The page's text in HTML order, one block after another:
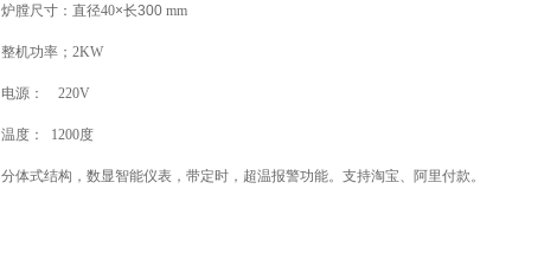
炉膛尺寸： 直径40×长300 mm
整机功率； 2KW
电源： 220V
温度： 1200度
分体式结构，数显智能仪表，带定时，超温报警功能。支持淘宝、阿里付款。